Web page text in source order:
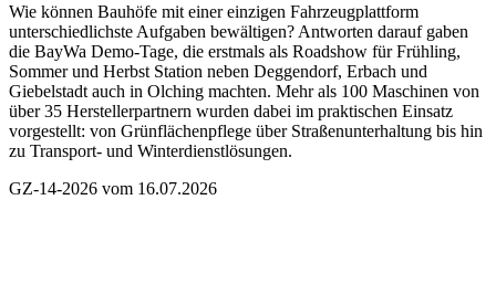
Wie können Bauhöfe mit einer einzigen Fahrzeugplattform
unterschiedlichste Aufgaben bewältigen? Antworten darauf gaben
die BayWa Demo-Tage, die erstmals als Roadshow für Frühling,
Sommer und Herbst Station neben Deggendorf, Erbach und
Giebelstadt auch in Olching machten. Mehr als 100 Maschinen von
über 35 Herstellerpartnern wurden dabei im praktischen Einsatz
vorgestellt: von Grünflächenpflege über Straßenunterhaltung bis hin
zu Transport- und Winterdienstlösungen.
GZ-14-2026 vom 16.07.2026